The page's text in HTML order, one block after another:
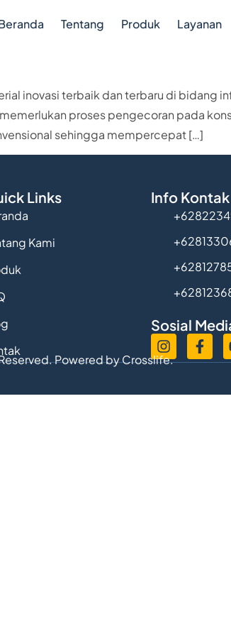
Tentang Produk Layanan
inovasi terbaik dan terbaru di bidang
proses pengecoran pada
sehingga mempercepat […]
Links
Kami
Info Kontak
Sosial
Powered byCrosslife.